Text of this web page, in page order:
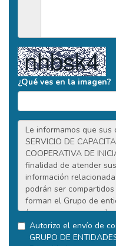
¿Qué ves en la imagen?
Autorizo el envío de
GRUPO DE